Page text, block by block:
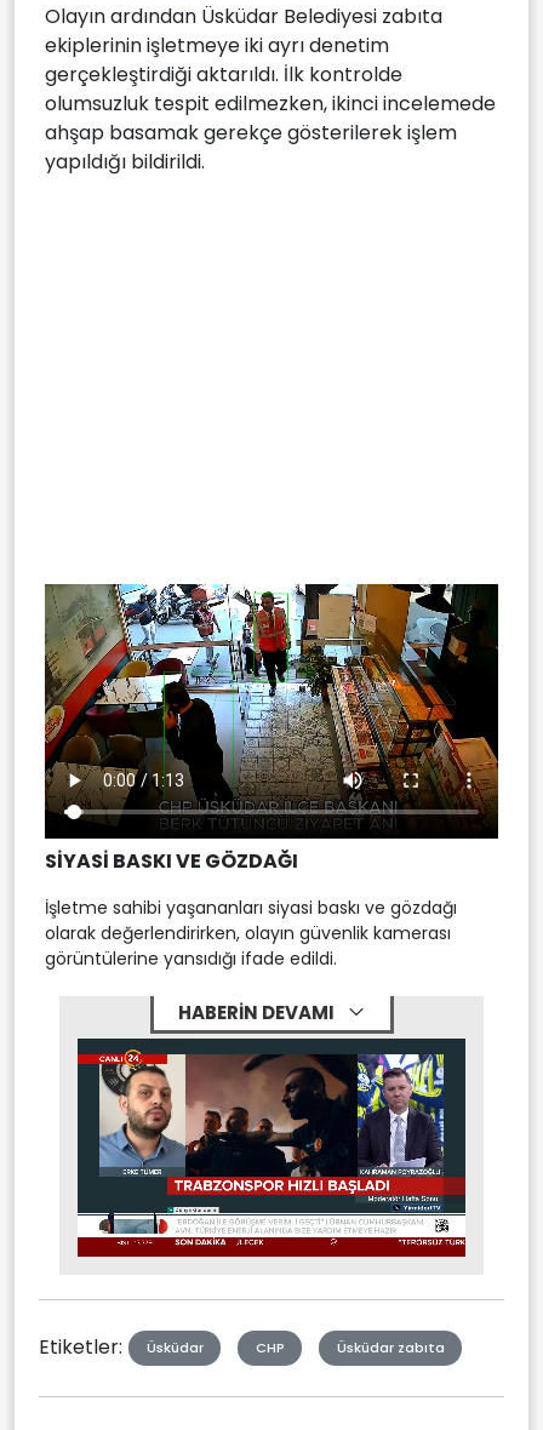
Olayın ardından Üsküdar Belediyesi zabıta
ekiplerinin işletmeye iki ayrı denetim
gerçekleştirdiği aktarıldı. İlk kontrolde
olumsuzluk tespit edilmezken, ikinci incelemede
ahşap basamak gerekçe gösterilerek işlem
yapıldığı bildirildi.
SİYASİ BASKI VE GÖZDAĞI
İşletme sahibi yaşananları siyasi baskı ve gözdağı
olarak değerlendirirken, olayın güvenlik kamerası
görüntülerine yansıdığı ifade edildi.
HABERİN DEVAMI
Mute Stream
Etiketler: Üsküdar CHP Üsküdar zabıta